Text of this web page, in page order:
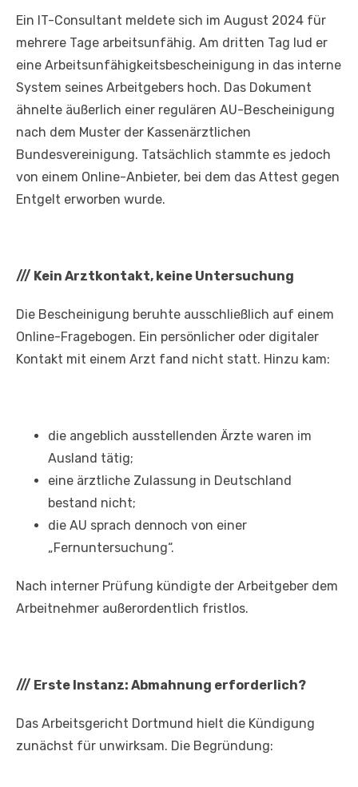
Ein IT-Consultant meldete sich im August 2024 für
mehrere Tage arbeitsunfähig. Am dritten Tag lud er
eine Arbeitsunfähigkeitsbescheinigung in das interne
System seines Arbeitgebers hoch. Das Dokument
ähnelte äußerlich einer regulären AU-Bescheinigung
nach dem Muster der Kassenärztlichen
Bundesvereinigung. Tatsächlich stammte es jedoch
von einem Online-Anbieter, bei dem das Attest gegen
Entgelt erworben wurde.
/// Kein Arztkontakt, keine Untersuchung
Die Bescheinigung beruhte ausschließlich auf einem
Online-Fragebogen. Ein persönlicher oder digitaler
Kontakt mit einem Arzt fand nicht statt. Hinzu kam:
die angeblich ausstellenden Ärzte waren im
Ausland tätig;
eine ärztliche Zulassung in Deutschland
bestand nicht;
die AU sprach dennoch von einer
„Fernuntersuchung“.
Nach interner Prüfung kündigte der Arbeitgeber dem
Arbeitnehmer außerordentlich fristlos.
/// Erste Instanz: Abmahnung erforderlich?
Das Arbeitsgericht Dortmund hielt die Kündigung
zunächst für unwirksam. Die Begründung: